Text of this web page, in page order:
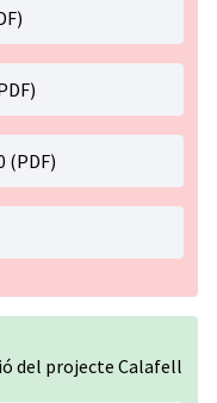
(PDF)
del projecte Calafell